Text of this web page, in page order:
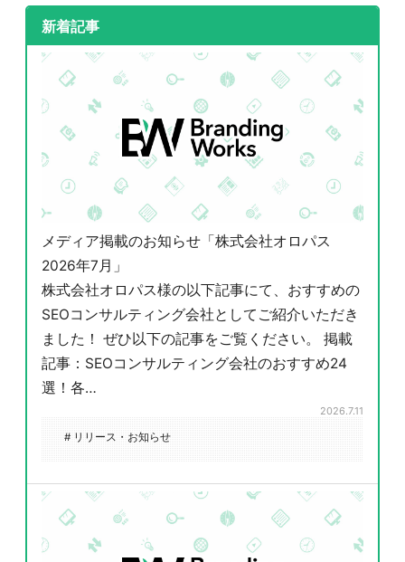
新着記事
メディア掲載のお知らせ「株式会社オロパス
2026年7月」
株式会社オロパス様の以下記事にて、おすすめの
SEOコンサルティング会社としてご紹介いただき
ました！ ぜひ以下の記事をご覧ください。 掲載
記事：SEOコンサルティング会社のおすすめ24
選！各…
2026.7.11
# リリース・お知らせ